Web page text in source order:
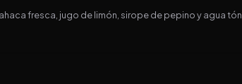
fresca, jugo de limón, sirope de pepino y agua